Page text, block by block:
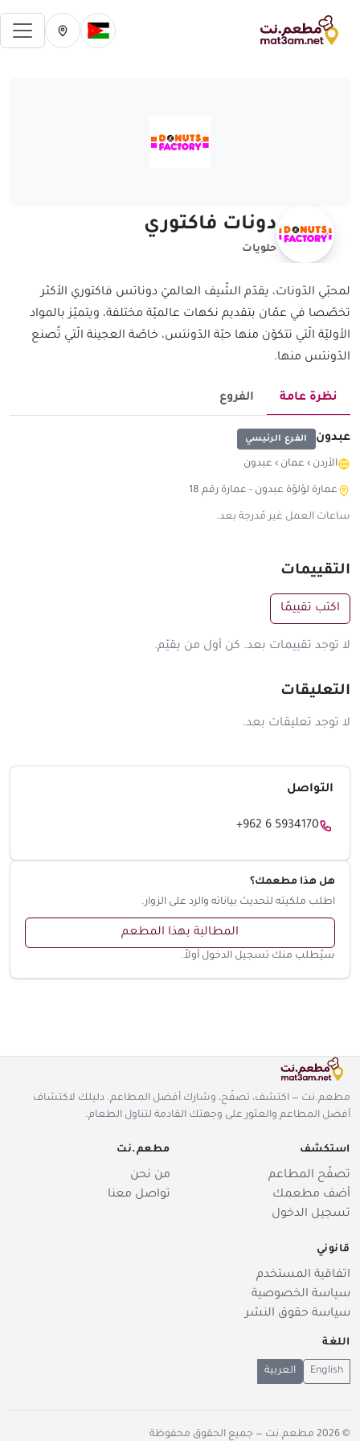
تغيير الدولة الحالية
تغيير المدينة
دونات فاكتوري
حلويات
لمحبّي الدّونات، يقدّم الشّيف العالميّ دوناتس فاكتوري الأكثر
تخصّصا في عمّان بتقديم نكهات عالميّة مختلفة، ويتميّز بالمواد
الأوليّة الّتي تتكوّن منها حبّة الدّونتس، خاصّة العجينة الّتي تُصنع
الدّونتس منها.
نظرة عامة الفروع
عبدون الفرع الرئيسي
الأردن › عمان › عبدون
عمارة لؤلؤة عبدون - عمارة رقم 18
ساعات العمل غير مُدرجة بعد.
التقييمات
اكتب تقييمًا
لا توجد تقييمات بعد. كن أول من يقيّم.
التعليقات
لا توجد تعليقات بعد.
التواصل
+962 6 5934170
هل هذا مطعمك؟
اطلب ملكيته لتحديث بياناته والرد على الزوار.
المطالبة بهذا المطعم
سيُطلب منك تسجيل الدخول أولاً.
مطعم.نت — اكتشف، تصفّح، وشارك أفضل المطاعم. دليلك لاكتشاف
أفضل المطاعم والعثور على وجهتك القادمة لتناول الطعام.
استكشف
تصفّح المطاعم
أضف مطعمك
تسجيل الدخول
مطعم.نت
من نحن
تواصل معنا
قانوني
اتفاقية المستخدم
سياسة الخصوصية
سياسة حقوق النشر
اللغة
English العربية
© 2026 مطعم.نت — جميع الحقوق محفوظة